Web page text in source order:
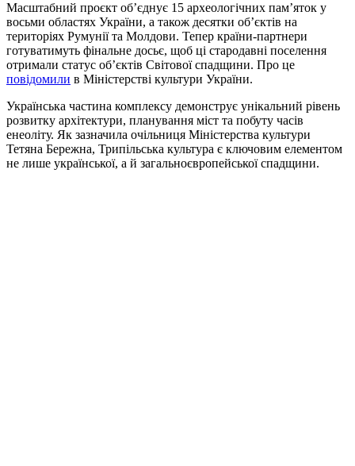
Масштабний проєкт об’єднує 15 археологічних пам’яток у
восьми областях України, а також десятки об’єктів на
територіях Румунії та Молдови. Тепер країни-партнери
готуватимуть фінальне досьє, щоб ці стародавні поселення
отримали статус об’єктів Світової спадщини. Про це
повідомили в Міністерстві культури України.
Українська частина комплексу демонструє унікальний рівень
розвитку архітектури, планування міст та побуту часів
енеоліту. Як зазначила очільниця Міністерства культури
Тетяна Бережна, Трипільська культура є ключовим елементом
не лише української, а й загальноєвропейської спадщини.